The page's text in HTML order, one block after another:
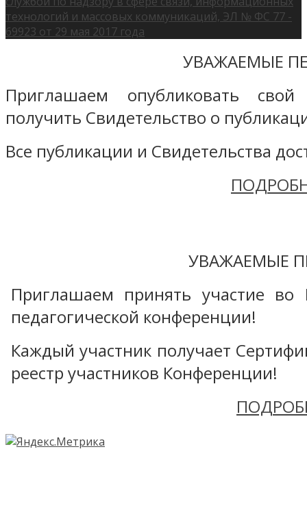
технологий и массовых коммуникаций, ЭЛ № ФС 77 -
69923 от 29 мая 2017 года
УВАЖАЕМЫЕ
Приглашаем опубликовать
получить Свидетельство о
Все публикации и Свидетельства
УВАЖАЕМЫЕ
Приглашаем принять участие во
педагогической конференции!
Каждый участник получает
реестр участников Конференции!